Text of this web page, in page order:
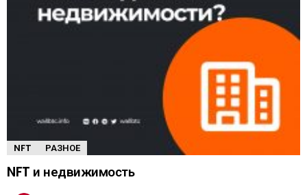
NFT РАЗНОЕ
NFT и недвижимость